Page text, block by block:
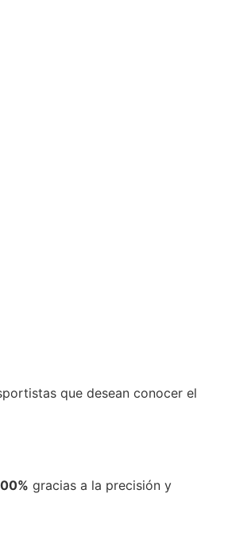
que desean conocer el
gracias a la precisión y